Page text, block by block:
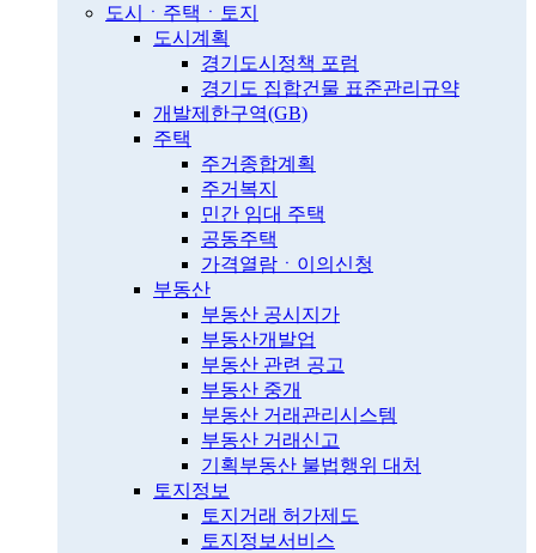
도시ㆍ주택ㆍ토지
도시계획
경기도시정책 포럼
경기도 집합건물 표준관리규약
개발제한구역(GB)
주택
주거종합계획
주거복지
민간 임대 주택
공동주택
가격열람ㆍ이의신청
부동산
부동산 공시지가
부동산개발업
부동산 관련 공고
부동산 중개
부동산 거래관리시스템
부동산 거래신고
기획부동산 불법행위 대처
토지정보
토지거래 허가제도
토지정보서비스